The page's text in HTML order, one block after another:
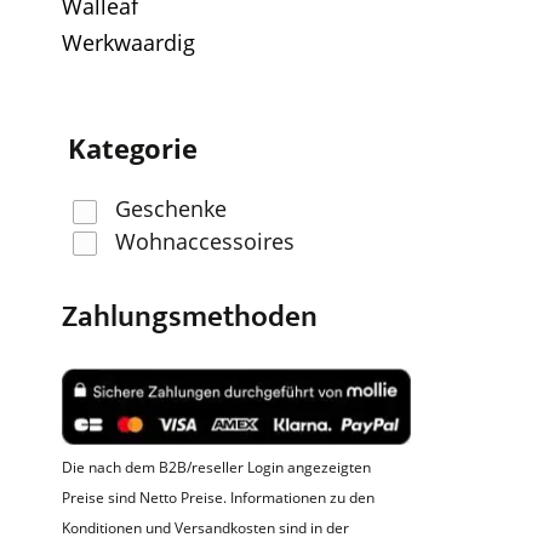
Walleaf
Werkwaardig
Kategorie
Geschenke
Wohnaccessoires
Zahlungsmethoden
Die nach dem B2B/reseller Login angezeigten
Preise sind Netto Preise. Informationen zu den
Konditionen und Versandkosten sind in der